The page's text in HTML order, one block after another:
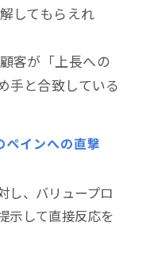
してもらえれ
客が「上長への
手と合致している
インへの直撃
し、バリュープロ
示して直接反応を